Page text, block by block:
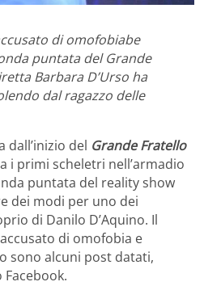
di omofobiabe
puntata del Grande
Barbara D’Urso ha
dal ragazzo delle
dall’inizio del Grande Fratello
i primi scheletri nell’armadio
puntata del reality show
dei modi per uno dei
di Danilo D’Aquino. Il
di omofobia e
sono alcuni post datati,